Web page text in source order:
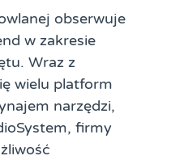
obserwuje
w zakresie
Wraz z
wielu platform
narzędzi,
firmy